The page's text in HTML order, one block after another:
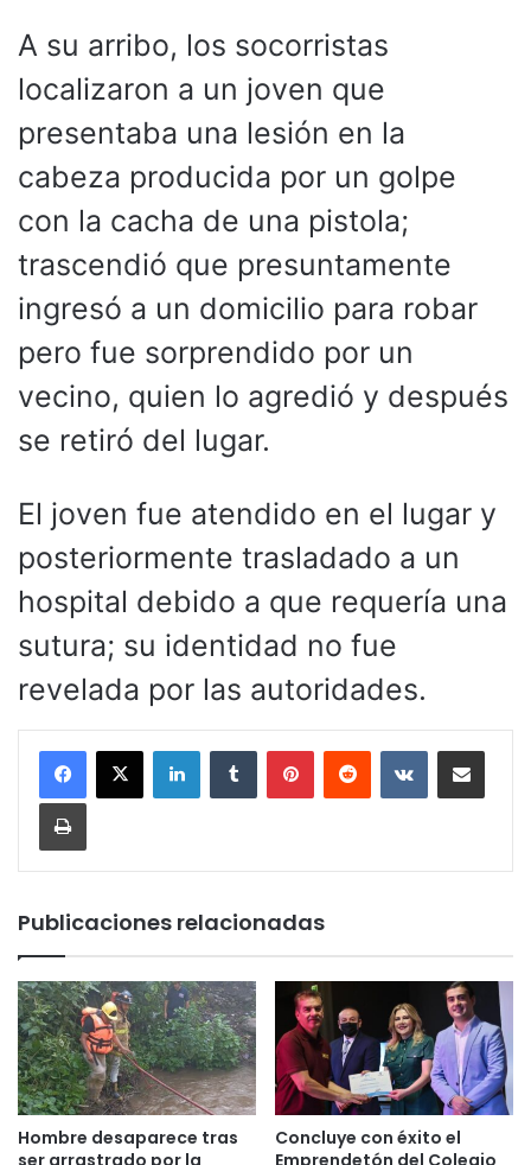
A su arribo, los socorristas
localizaron a un joven que
presentaba una lesión en la
cabeza producida por un golpe
con la cacha de una pistola;
trascendió que presuntamente
ingresó a un domicilio para robar
pero fue sorprendido por un
vecino, quien lo agredió y después
se retiró del lugar.
El joven fue atendido en el lugar y
posteriormente trasladado a un
hospital debido a que requería una
sutura; su identidad no fue
revelada por las autoridades.
LinkedInTumblr PinterestReddit VKontakteCompartir por
Imprimir
Publicaciones relacionadas
Hombre desaparece tras
Concluye con éxito el